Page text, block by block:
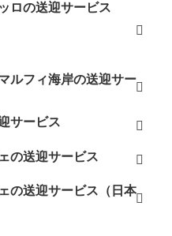
ロの送迎サービス
ルフィ海岸の送迎サー
サービス
の送迎サービス
の送迎サービス（日本